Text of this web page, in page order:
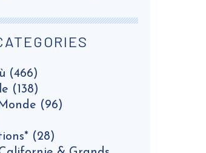
(466)
(138)
(96)
(28)